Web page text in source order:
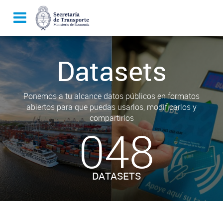
Datasets
Ponemos a tu alcance datos públicos en formatos
abiertos para que puedas usarlos, modificarlos y
compartirlos
048
DATASETS